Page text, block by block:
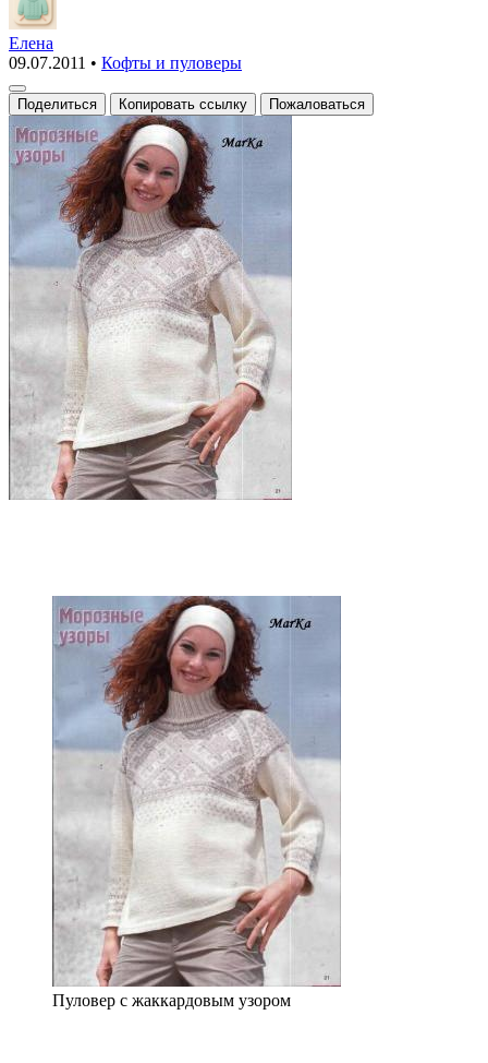
Пуловер
с
жаккардовым
узором
Елена
09.07.2011 • Кофты и пуловеры
Поделиться Копировать ссылку Пожаловаться
Пуловер с жаккардовым узором